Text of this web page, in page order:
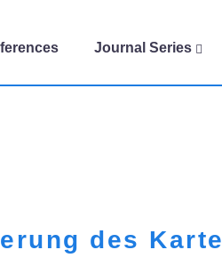
Journal Series
des